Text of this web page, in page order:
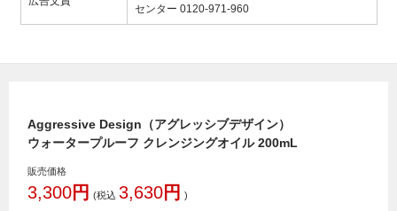
センター 0120-971-960
Aggressive Design（アグレッシブデザイン）
ウォータープルーフ クレンジングオイル 200mL
販売価格
3,300円 (税込3,630円 )